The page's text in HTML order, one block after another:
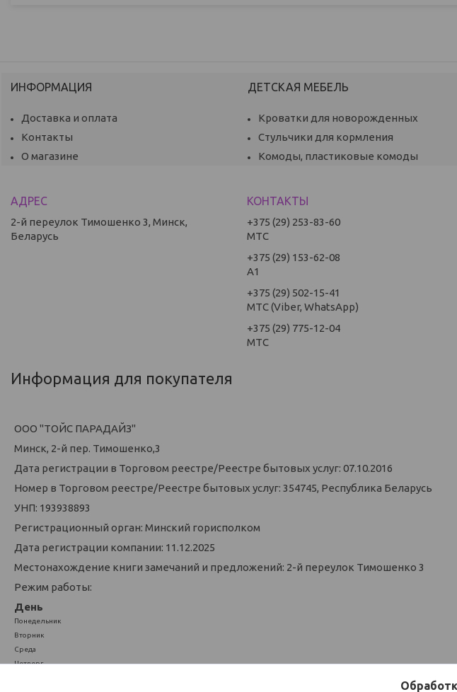
ИНФОРМАЦИЯ
Доставка и оплата
Контакты
О магазине
ДЕТСКАЯ МЕБЕЛЬ
Кроватки для новорожденных
Стульчики для кормления
Комоды, пластиковые комоды
2-й переулок Тимошенко 3, Минск,
Беларусь
+375 (29) 253-83-60
МТС
+375 (29) 153-62-08
А1
+375 (29) 502-15-41
МТС (Viber, WhatsApp)
+375 (29) 775-12-04
МТС
Информация для покупателя
ООО "ТОЙС ПАРАДАЙЗ"
Минск, 2-й пер. Тимошенко,3
Дата регистрации в Торговом реестре/Реестре бытовых услуг: 07.10.2016
Номер в Торговом реестре/Реестре бытовых услуг: 354745, Республика Беларусь
УНП: 193938893
Регистрационный орган: Минский горисполком
Дата регистрации компании: 11.12.2025
Местонахождение книги замечаний и предложений: 2-й переулок Тимошенко 3
Режим работы:
День
Понедельник
Вторник
Среда
Четверг